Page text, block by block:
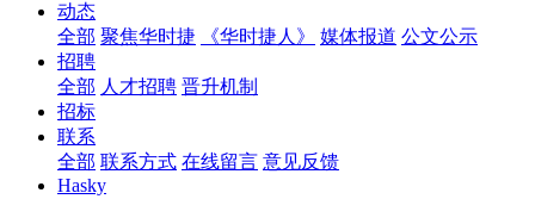
动态
全部 聚焦华时捷 《华时捷人》 媒体报道 公文公示
招聘
全部 人才招聘 晋升机制
招标
联系
全部 联系方式 在线留言 意见反馈
Hasky